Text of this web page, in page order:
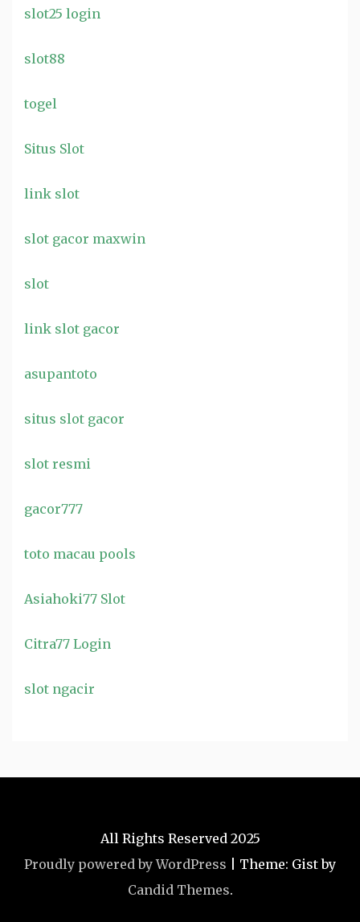
slot25 login
slot88
togel
Situs Slot
link slot
slot gacor maxwin
slot
link slot gacor
asupantoto
situs slot gacor
slot resmi
gacor777
toto macau pools
Asiahoki77 Slot
Citra77 Login
slot ngacir
All Rights Reserved 2025
Proudly powered by WordPress
Theme: Gist by
Candid Themes.